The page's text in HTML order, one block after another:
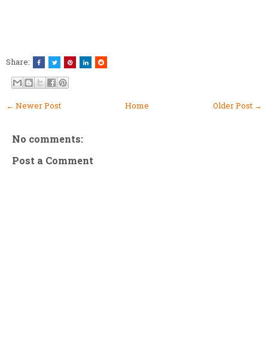
Share:
← Newer Post Older Post →
Home
No comments:
Post a Comment